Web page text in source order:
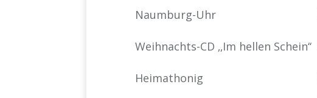
Naumburg-Uhr
Weihnachts-CD ‚‚Im hellen Schein‘‘
Heimathonig